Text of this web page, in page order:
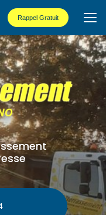
Rappel Gratuit